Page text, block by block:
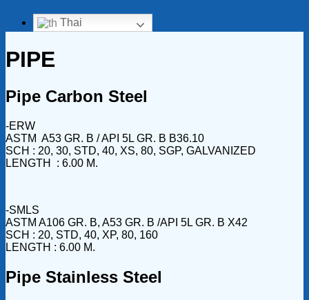
Thai
PIPE
Pipe Carbon Steel
-ERW
ASTM A53 GR. B / API 5L GR. B B36.10
SCH : 20, 30, STD, 40, XS, 80, SGP, GALVANIZED
LENGTH : 6.00 M.
-SMLS
ASTM A106 GR. B, A53 GR. B /API 5L GR. B X42
SCH : 20, STD, 40, XP, 80, 160
LENGTH : 6.00 M.
Pipe Stainless Steel